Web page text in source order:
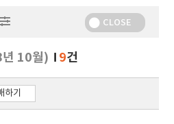
보
기
CLOSE
10월) 9건
하기